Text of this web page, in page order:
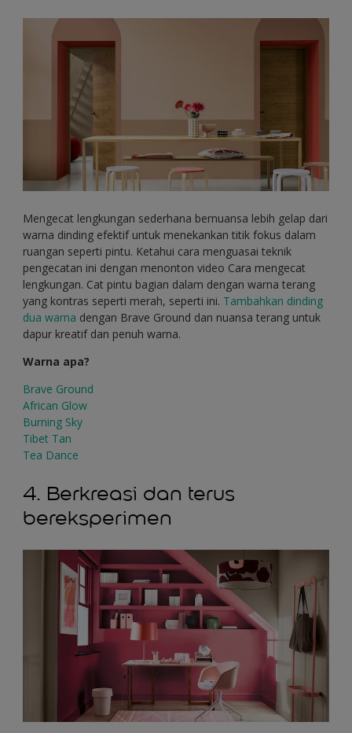
Mengecat lengkungan sederhana bernuansa lebih gelap dari
warna dinding efektif untuk menekankan titik fokus dalam
ruangan seperti pintu. Ketahui cara menguasai teknik
pengecatan ini dengan menonton video Cara mengecat
lengkungan. Cat pintu bagian dalam dengan warna terang
yang kontras seperti merah, seperti ini. Tambahkan dinding
dua warna dengan Brave Ground dan nuansa terang untuk
dapur kreatif dan penuh warna.
Warna apa?
Brave Ground
African Glow
Burning Sky
Tibet Tan
Tea Dance
4. Berkreasi dan terus
bereksperimen